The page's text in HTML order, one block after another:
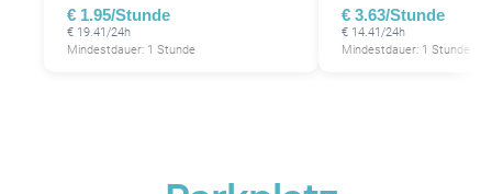
€ 1.95/Stunde
€ 19.41/24h
Mindestdauer: 1 Stunde
€ 3.63/Stunde
€ 14.41/24h
Mindestdauer: 1 Stunde